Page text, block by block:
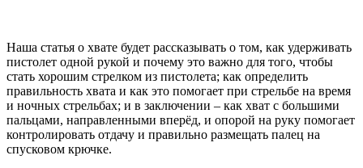
Наша статья о хвате будет рассказывать о том, как удерживать
пистолет одной рукой и почему это важно для того, чтобы
стать хорошим стрелком из пистолета; как определить
правильность хвата и как это помогает при стрельбе на время
и ночных стрельбах; и в заключении – как хват с большими
пальцами, направленными вперёд, и опорой на руку помогает
контролировать отдачу и правильно размещать палец на
спусковом крючке.